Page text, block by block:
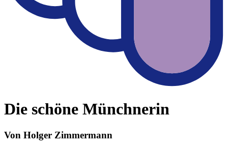
Die schöne Münchnerin
Von Holger Zimmermann